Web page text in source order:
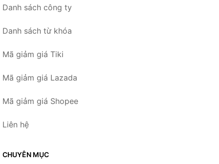
Danh sách công ty
Danh sách từ khóa
Mã giảm giá Tiki
Mã giảm giá Lazada
Mã giảm giá Shopee
Liên hệ
CHUYÊN MỤC